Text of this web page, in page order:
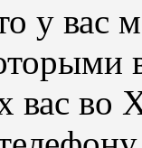
у вас
вас во